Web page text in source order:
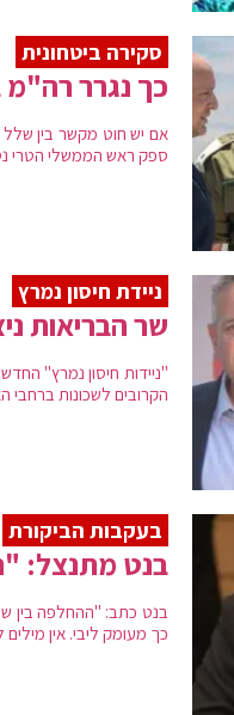
סקירה ביטחונית
כך נגרר רה"מ
אם יש חוט מקשר בין שלל
ספק ראש הממשלי הטרי
ניידת חיסון נמרץ
שר הבריאות
"ניידות חיסון נמרץ"
הקרובים לשכונות ברחבי
בעקבות הביקורת
בנט מתנצל:
בנט כתב: "ההחלפה בין
כך מעומק ליבי. אין